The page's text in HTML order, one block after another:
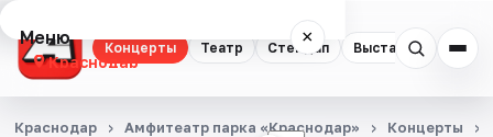
Концерты Театр Стендап Выставки
Меню ×
Краснодар
Концерты
Краснодар Амфитеатр парка «Краснодар» Концерты